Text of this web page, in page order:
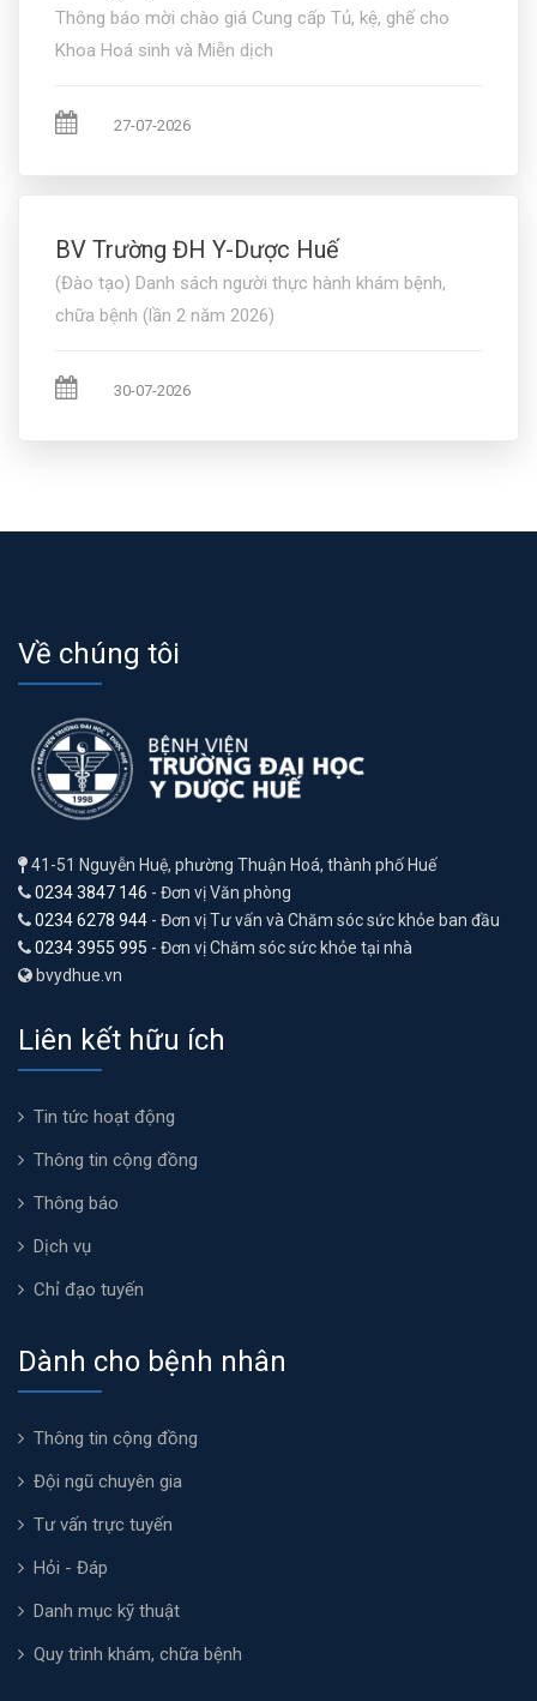
Thông báo mời chào giá Cung cấp Tủ, kệ, ghế cho
Khoa Hoá sinh và Miễn dịch
27-07-2026
BV Trường ĐH Y-Dược Huế
(Đào tạo) Danh sách người thực hành khám bệnh,
chữa bệnh (lần 2 năm 2026)
30-07-2026
Về chúng tôi
41-51 Nguyễn Huệ, phường Thuận Hoá, thành phố Huế
0234 3847 146 - Đơn vị Văn phòng
0234 6278 944 - Đơn vị Tư vấn và Chăm sóc sức khỏe ban đầu
0234 3955 995 - Đơn vị Chăm sóc sức khỏe tại nhà
bvydhue.vn
Liên kết hữu ích
Tin tức hoạt động
Thông tin cộng đồng
Thông báo
Dịch vụ
Chỉ đạo tuyến
Dành cho bệnh nhân
Thông tin cộng đồng
Đội ngũ chuyên gia
Tư vấn trực tuyến
Hỏi - Đáp
Danh mục kỹ thuật
Quy trình khám, chữa bệnh